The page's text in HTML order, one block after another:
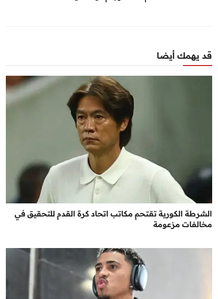
قد يهمك أيضا
الشرطة الكورية تقتحم مكاتب اتحاد كرة القدم للتحقيق في
مخالفات مزعومة